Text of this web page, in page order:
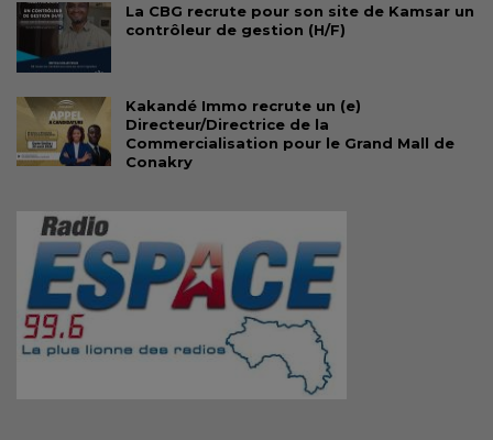
La CBG recrute pour son site de Kamsar un
contrôleur de gestion (H/F)
Kakandé Immo recrute un (e)
Directeur/Directrice de la
Commercialisation pour le Grand Mall de
Conakry